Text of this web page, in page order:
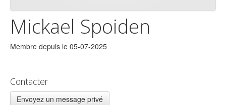
Mickael Spoiden
Membre depuis le 05-07-2025
Contacter
Envoyez un message privé